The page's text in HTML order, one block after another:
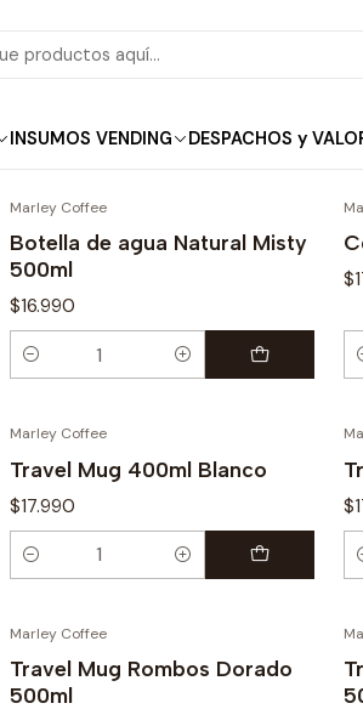
INSUMOS VENDING DESPACHOS y
Inicio Termos
Marley Coffee
Botella de agua Natural Misty
500ml
$16.990
Cantidad
Marley Coffee
Travel Mug 400ml Blanco
$17.990
Cantidad
Marley Coffee
Travel Mug Rombos Dorado
500ml